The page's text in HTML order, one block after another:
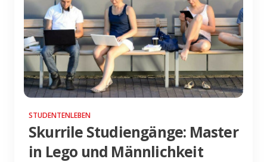
STUDENTENLEBEN
Skurrile Studiengänge: Master
in Lego und Männlichkeit